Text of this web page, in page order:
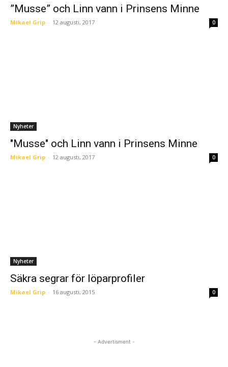
”Musse” och Linn vann i Prinsens Minne
Mikael Grip - 12 augusti, 2017 0
Nyheter
"Musse" och Linn vann i Prinsens Minne
Mikael Grip - 12 augusti, 2017 0
Nyheter
Säkra segrar för löparprofiler
Mikael Grip - 16 augusti, 2015 0
- Advertisment -